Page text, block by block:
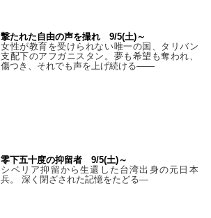
撃たれた自由の声を撮れ 9/5(土)～
女性が教育を受けられない唯一の国、タリバン
支配下のアフガニスタン。夢も希望も奪われ、
傷つき、それでも声を上げ続ける——
零下五十度の抑留者 9/5(土)～
シベリア抑留から生還した台湾出身の元日本
兵。 深く閉ざされた記憶をたどる—